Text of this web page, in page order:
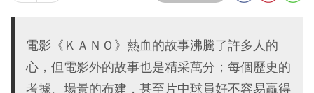
電影《ＫＡＮＯ》熱血的故事沸騰了許多人的
心，但電影外的故事也是精采萬分；每個歷史的
考據、場景的布建，甚至片中球員好不容易贏得